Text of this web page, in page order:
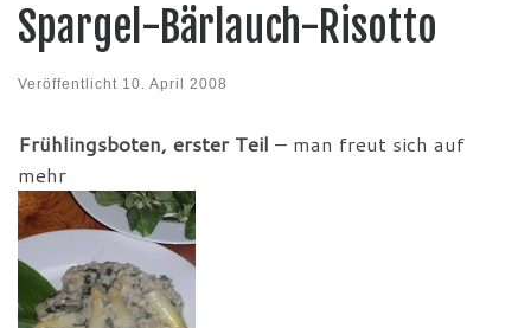
Spargel-Bärlauch-Risotto
Veröffentlicht 10. April 2008
Frühlingsboten, erster Teil – man freut sich auf
mehr